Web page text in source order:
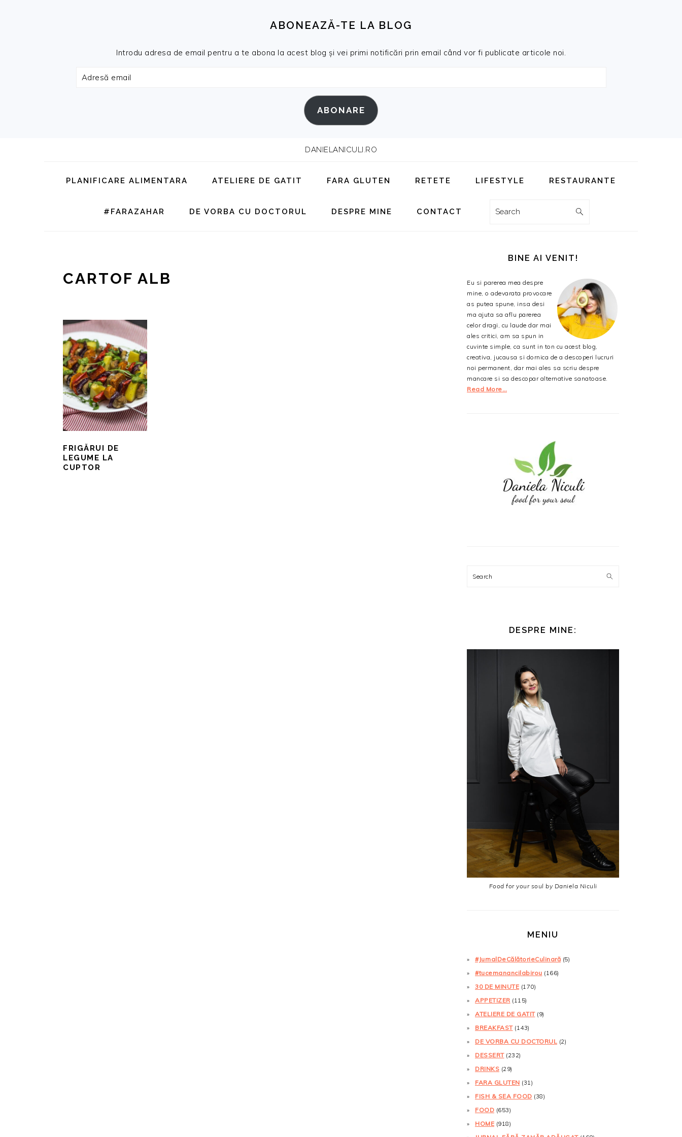
ABONEAZĂ-TE LA BLOG
Introdu adresa de email pentru a te abona la acest blog și vei primi notificări prin email când vor fi publicate articole noi.
Adresă
ABONARE
DANIELANICULI.RO
PLANIFICARE ALIMENTARA ATELIERE DE GATIT FARA GLUTEN RETETE LIFESTYLE RESTAURANTE
#FARAZAHAR DE VORBA CU DOCTORUL DESPRE MINE CONTACT Search
CARTOF ALB
FRIGĂRUI DE
LEGUME LA
CUPTOR
PRINCIPALĂBINE AI VENIT!
Eu si parerea mea despre
mine, o adevarata provocare
as putea spune, insa desi
ma ajuta sa aflu parerea
celor dragi, cu laude dar mai
ales critici, am sa spun in
cuvinte simple, ca sunt in ton cu acest blog,
creativa, jucausa si dornica de a descoperi lucruri
noi permanent, dar mai ales sa scriu despre
mancare si sa descopar alternative sanatoase.
Read More…
Search
DESPRE MINE:
Food for your soul by Daniela Niculi
MENIU
#JurnalDeCălătorieCulinară (5)
#tucemanancilabirou (166)
30 DE MINUTE (170)
APPETIZER (115)
ATELIERE DE GATIT(9)
BREAKFAST(143)
DE VORBA CU DOCTORUL (2)
DESSERT(232)
DRINKS (29)
FARA GLUTEN (31)
FISH & SEA FOOD (38)
FOOD (653)
HOME (918)